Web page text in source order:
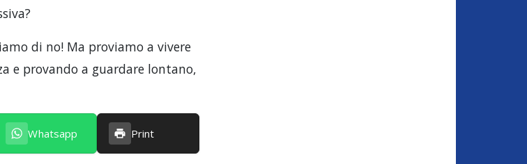
di no! Ma proviamo a vivere
e provando a guardare lontano,
Whatsapp Print